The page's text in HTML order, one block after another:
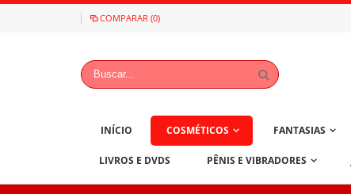
COMPARAR (0)
INÍCIO COSMÉTICOS FANTASIAS
LIVROS E DVDS PÊNIS E VIBRADORES